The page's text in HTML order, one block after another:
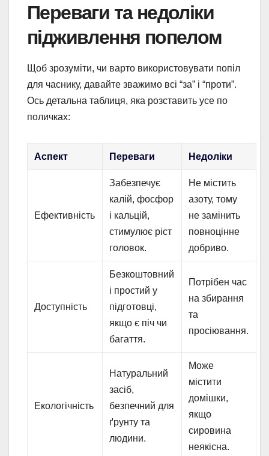
Переваги та недоліки
підживлення попелом
Щоб зрозуміти, чи варто використовувати попіл
для часнику, давайте зважимо всі “за” і “проти”.
Ось детальна таблиця, яка розставить усе по
поличках:
Аспект Переваги Недоліки
Ефективність
Забезпечує
калій, фосфор
і кальцій,
стимулює ріст
головок.
Не містить
азоту, тому
не замінить
повноцінне
добриво.
Доступність
Безкоштовний
і простий у
підготовці,
якщо є піч чи
багаття.
Потрібен час
на збирання
та
просіювання.
Екологічність
Натуральний
засіб,
безпечний для
ґрунту та
людини.
Може
містити
домішки,
якщо
сировина
неякісна.